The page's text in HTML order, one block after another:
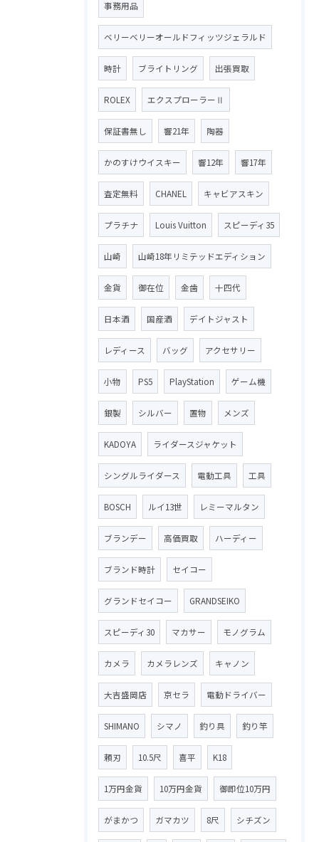
事務用品
ベリーベリーオールドフィッツジェラルド
時計 ブライトリング 出張買取
ROLEX エクスプローラーⅡ
保証書無し 響21年 陶器
かのすけウイスキー 響12年 響17年
査定無料 CHANEL キャビアスキン
プラチナ Louis Vuitton スピーディ35
山崎 山崎18年リミテッドエディション
金貨 御在位 金歯 十四代
日本酒 国産酒 デイトジャスト
レディース バッグ アクセサリー
小物 PS5 PlayStation ゲーム機
銀製 シルバー 置物 メンズ
KADOYA ライダースジャケット
シングルライダース 電動工具 工具
BOSCH ルイ13世 レミーマルタン
ブランデー 高価買取 ハーディー
ブランド時計 セイコー
グランドセイコー GRANDSEIKO
スピーディ30 マカサー モノグラム
カメラ カメラレンズ キャノン
大吉盛岡店 京セラ 電動ドライバー
SHIMANO シマノ 釣り具 釣り竿
頼刃 10.5尺 喜平 K18
1万円金貨 10万円金貨 御即位10万円
がまかつ ガマカツ 8尺 シチズン